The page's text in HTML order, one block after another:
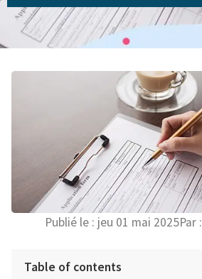
Publié le : jeu 01 mai 2025Par :
Table of contents